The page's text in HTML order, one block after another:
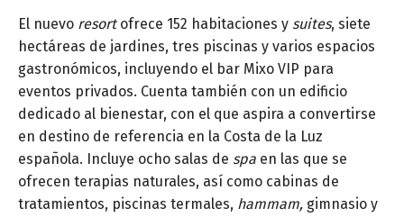
El nuevo resortofrece 152 habitaciones y suites, siete
hectáreas de jardines, tres piscinas y varios espacios
gastronómicos, incluyendo el bar Mixo VIP para
eventos privados. Cuenta también con un edificio
dedicado al bienestar, con el que aspira a convertirse
en destino de referencia en la Costa de la Luz
española. Incluye ocho salas de spa en las que se
ofrecen terapias naturales, así como cabinas de
tratamientos, piscinas termales, hammam, gimnasio y